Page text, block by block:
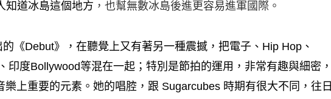
知道冰島這個地方 ，也幫無數冰島後進更容易進軍國際。
《Debut》，在聽覺上又有著另一種震撼，把電子、Hip Hop、
印度Bollywood等混在一起；特別是節拍的運用，非常有趣與細密，
樂上重要的元素。她的唱腔，跟 Sugarcubes 時期有很大不同，往日